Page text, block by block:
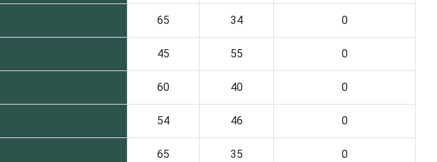
65 34 0
45 55 0
60 40 0
54 46 0
65 35 0